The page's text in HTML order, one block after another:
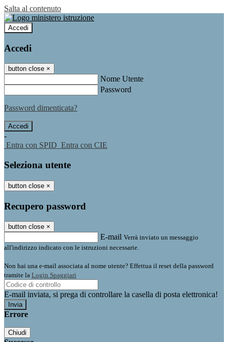
Salta al contenuto
Accedi
Accedi
button close ×
Nome Utente
Password
Password dimenticata?
-
Entra con SPID Entra con CIE
Seleziona utente
button close ×
Recupero password
button close ×
E-mail Verrà inviato un messaggio
all'indirizzo indicato con le istruzioni necessarie.
Non hai una e-mail associata al nome utente? Effettua il reset della password
tramite la Login Spaggiari
E-mail inviata, si prega di controllare la casella di posta elettronica!
Errore
Chiudi